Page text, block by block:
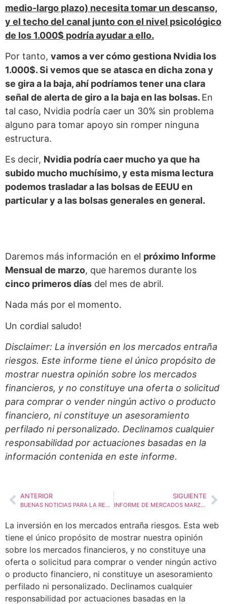
medio-largo plazo) necesita tomar un descanso,
y el techo del canal junto con el nivel psicológico
de los 1.000$ podría ayudar a ello.
Por tanto, vamos a ver cómo gestiona Nvidia los
1.000$. Si vemos que se atasca en dicha zona y
se gira a la baja, ahí podríamos tener una clara
señal de alerta de giro a la baja en las bolsas. En
tal caso, Nvidia podría caer un 30% sin problema
alguno para tomar apoyo sin romper ninguna
estructura.
Es decir, Nvidia podría caer mucho ya que ha
subido mucho muchísimo, y esta misma lectura
podemos trasladar a las bolsas de EEUU en
particular y a las bolsas generales en general.
Daremos más información en el próximo Informe
Mensual de marzo, que haremos durante los
cinco primeros días del mes de abril.
Nada más por el momento.
Un cordial saludo!
Disclaimer: La inversión en los mercados entraña
riesgos. Este informe tiene el único propósito de
mostrar nuestra opinión sobre los mercados
financieros, y no constituye una oferta o solicitud
para comprar o vender ningún activo o producto
financiero, ni constituye un asesoramiento
perfilado ni personalizado. Declinamos cualquier
responsabilidad por actuaciones basadas en la
información contenida en este informe.
ANTERIOR
BUENAS NOTICIAS PARA LA RENTA FIJA
SIGUIENTE
INFORME DE MERCADOS MARZO 2024: RIESGOS DE FUERTES CAÍDAS EN LOS MERCADOS!
La inversión en los mercados entraña riesgos. Esta web
tiene el único propósito de mostrar nuestra opinión
sobre los mercados financieros, y no constituye una
oferta o solicitud para comprar o vender ningún activo
o producto financiero, ni constituye un asesoramiento
perfilado ni personalizado. Declinamos cualquier
responsabilidad por actuaciones basadas en la